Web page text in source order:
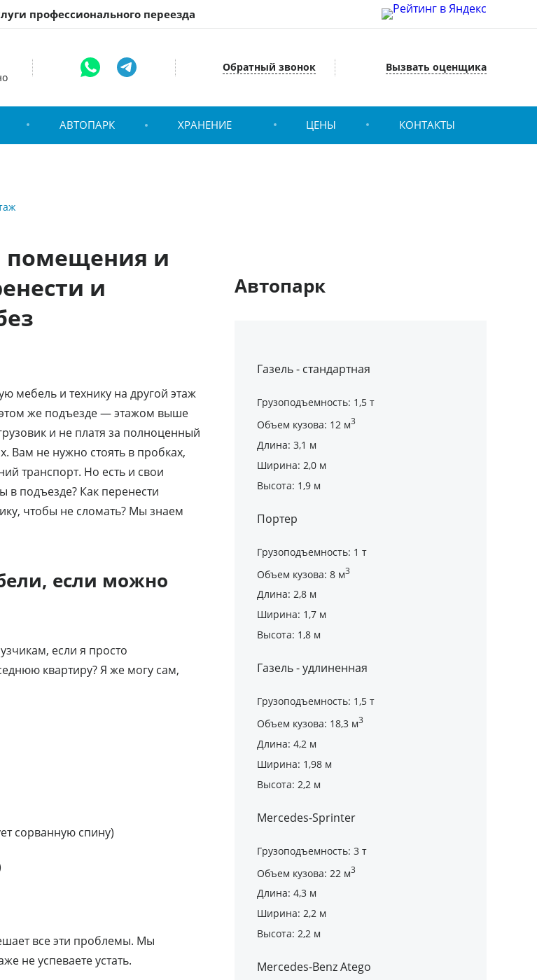
профессионального переезда
Обратный звонок Вызвать оценщика
АВТОПАРК ХРАНЕНИЕ ЦЕНЫ КОНТАКТЫ
помещения и
и
мебель и технику на другой этаж
же подъезде — этажом выше
и не платя за полноценный
Вам не нужно стоять в пробках,
транспорт. Но есть и свои
в подъезде? Как перенести
чтобы не сломать? Мы знаем
если можно
если я просто
квартиру? Я же могу сам,
сорванную спину)
все эти проблемы. Мы
не успеваете устать.
Автопарк
Газель - стандартная
Грузоподъемность: 1,5 т
Объем кузова: 12 м3
Длина: 3,1 м
Ширина: 2,0 м
Высота: 1,9 м
Портер
Грузоподъемность: 1 т
Объем кузова: 8 м3
Длина: 2,8 м
Ширина: 1,7 м
Высота: 1,8 м
Газель - удлиненная
Грузоподъемность: 1,5 т
Объем кузова: 18,3 м3
Длина: 4,2 м
Ширина: 1,98 м
Высота: 2,2 м
Mercedes-Sprinter
Грузоподъемность: 3 т
Объем кузова: 22 м3
Длина: 4,3 м
Ширина: 2,2 м
Высота: 2,2 м
Mercedes-Benz Atego